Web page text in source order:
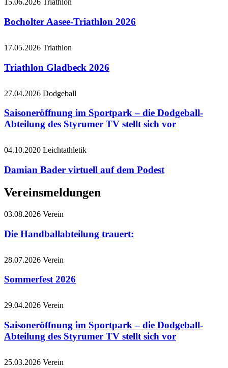
15.06.2026 Triathlon
Bocholter Aasee-Triathlon 2026
17.05.2026 Triathlon
Triathlon Gladbeck 2026
27.04.2026 Dodgeball
Saisoneröffnung im Sportpark – die Dodgeball-
Abteilung des Styrumer TV stellt sich vor
04.10.2020 Leichtathletik
Damian Bader virtuell auf dem Podest
Vereinsmeldungen
03.08.2026 Verein
Die Handballabteilung trauert:
28.07.2026 Verein
Sommerfest 2026
29.04.2026 Verein
Saisoneröffnung im Sportpark – die Dodgeball-
Abteilung des Styrumer TV stellt sich vor
25.03.2026 Verein